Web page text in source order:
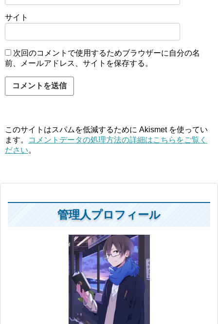
サイト
次回のコメントで使用するためブラウザーに自分の名
前、メールアドレス、サイトを保存する。
このサイトはスパムを低減するために Akismet を使ってい
ます。
コメントデータの処理方法の詳細はこちらをご覧く
ださい。
管理人プロフィール